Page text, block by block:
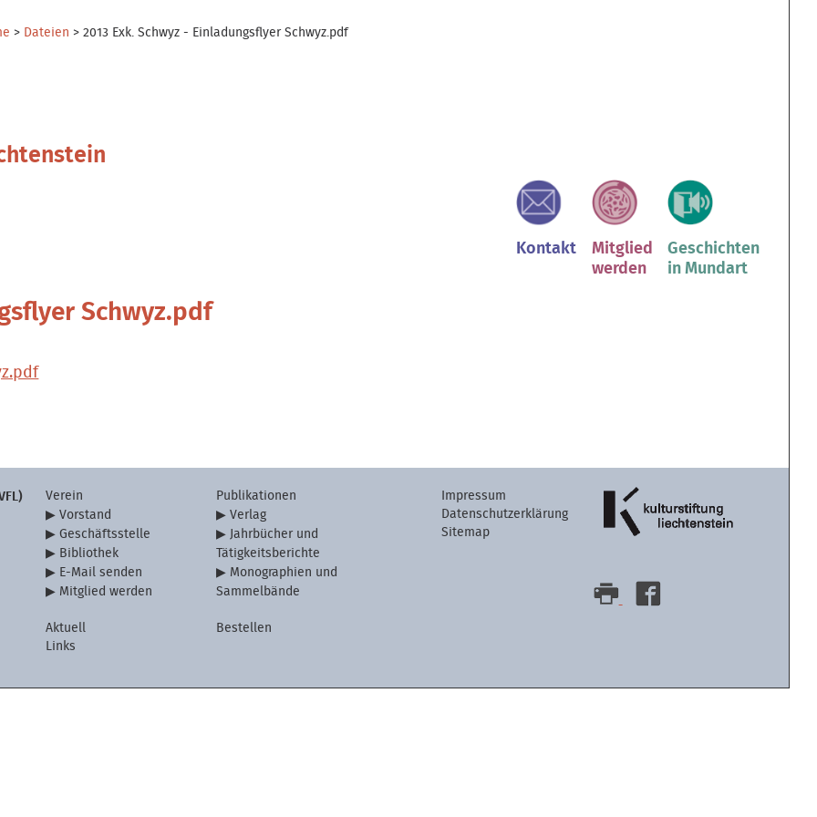
> Dateien >2013 Exk. Schwyz - Einladungsflyer Schwyz.pdf
Kontakt
Mitglied
werden
Geschichten
in Mundart
Schwyz.pdf
Verein
Vorstand
Geschäftsstelle
Bibliothek
E-Mail senden
Mitglied werden
Aktuell
Links
Publikationen
Verlag
Jahrbücher und
Tätigkeitsberichte
Monographien und
Sammelbände
Bestellen
Impressum
Datenschutzerklärung
Sitemap